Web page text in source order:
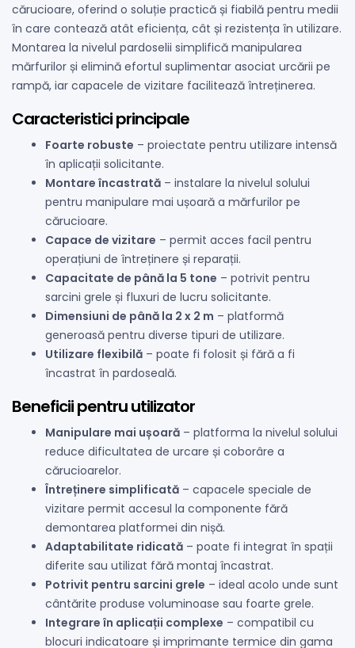
cărucioare, oferind o soluție practică și fiabilă pentru medii
în care contează atât eficiența, cât și rezistența în utilizare.
Montarea la nivelul pardoselii simplifică manipularea
mărfurilor și elimină efortul suplimentar asociat urcării pe
rampă, iar capacele de vizitare facilitează întreținerea.
Caracteristici principale
Foarte robuste – proiectate pentru utilizare intensă
în aplicații solicitante.
Montare încastrată – instalare la nivelul solului
pentru manipulare mai ușoară a mărfurilor pe
cărucioare.
Capace de vizitare – permit acces facil pentru
operațiuni de întreținere și reparații.
Capacitate de până la 5 tone – potrivit pentru
sarcini grele și fluxuri de lucru solicitante.
Dimensiuni de până la 2 x 2 m – platformă
generoasă pentru diverse tipuri de utilizare.
Utilizare flexibilă – poate fi folosit și fără a fi
încastrat în pardoseală.
Beneficii pentru utilizator
Manipulare mai ușoară – platforma la nivelul solului
reduce dificultatea de urcare și coborâre a
cărucioarelor.
Întreținere simplificată – capacele speciale de
vizitare permit accesul la componente fără
demontarea platformei din nișă.
Adaptabilitate ridicată – poate fi integrat în spații
diferite sau utilizat fără montaj încastrat.
Potrivit pentru sarcini grele – ideal acolo unde sunt
cântărite produse voluminoase sau foarte grele.
Integrare în aplicații complexe – compatibil cu
blocuri indicatoare și imprimante termice din gama